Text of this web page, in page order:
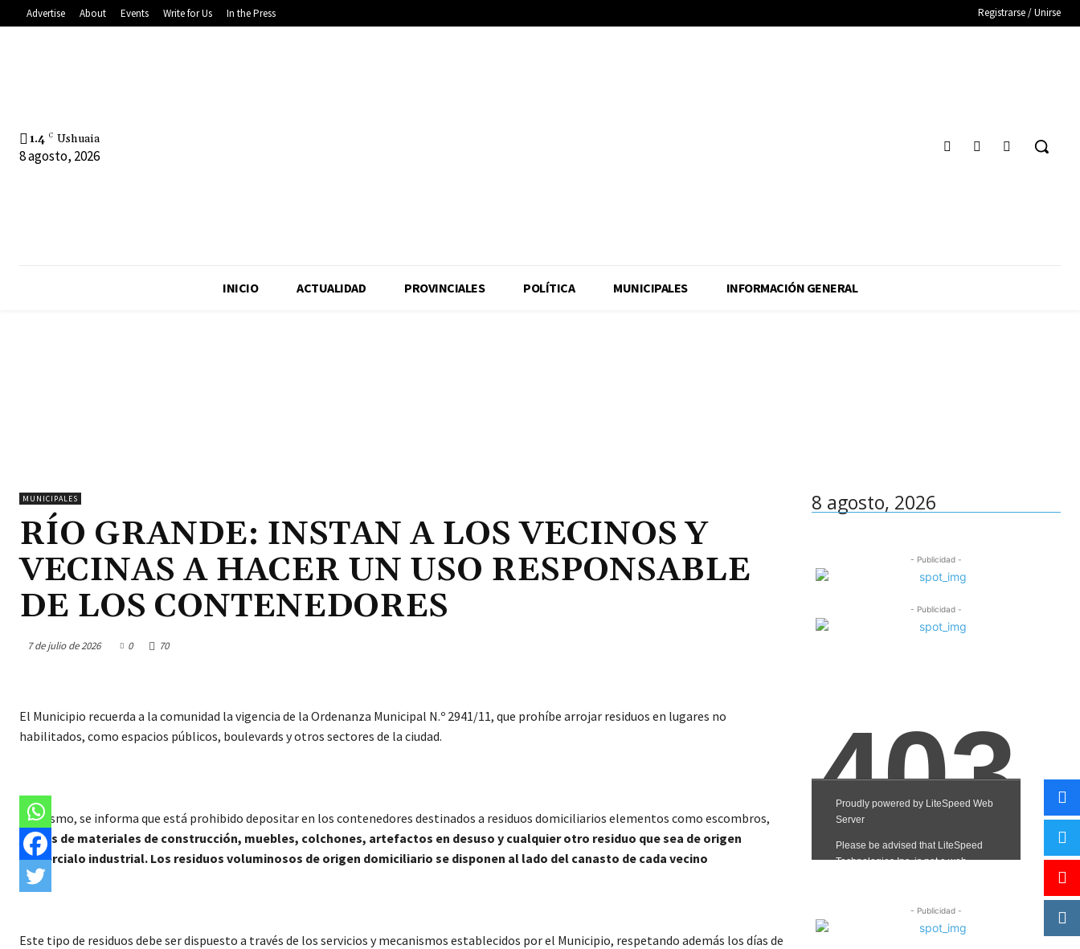
Advertise About Events Write for Us In the Press Registrarse / Unirse
1.4 C Ushuaia
8 agosto, 2026
INICIO ACTUALIDAD PROVINCIALES POLÍTICA MUNICIPALES INFORMACIÓN GENERAL
MUNICIPALES
RÍO GRANDE: INSTAN A LOS VECINOS Y
VECINAS A HACER UN USO RESPONSABLE
DE LOS CONTENEDORES
7 de julio de 2026 0 70
El Municipio recuerda a la comunidad la vigencia de la Ordenanza Municipal N.º 2941/11, que prohíbe arrojar residuos en lugares no
habilitados, como espacios públicos, boulevards y otros sectores de la ciudad.
Asimismo, se informa que está prohibido depositar en los contenedores destinados a residuos domiciliarios elementos como escombros,
restos de materiales de construcción, muebles, colchones, artefactos en desuso y cualquier otro residuo que sea de origen
comercialo industrial. Los residuos voluminosos de origen domiciliario se disponen al lado del canasto de cada vecino
Este tipo de residuos debe ser dispuesto a través de los servicios y mecanismos establecidos por el Municipio, respetando además los días de
8 agosto, 2026
- Publicidad -
- Publicidad -
- Publicidad -